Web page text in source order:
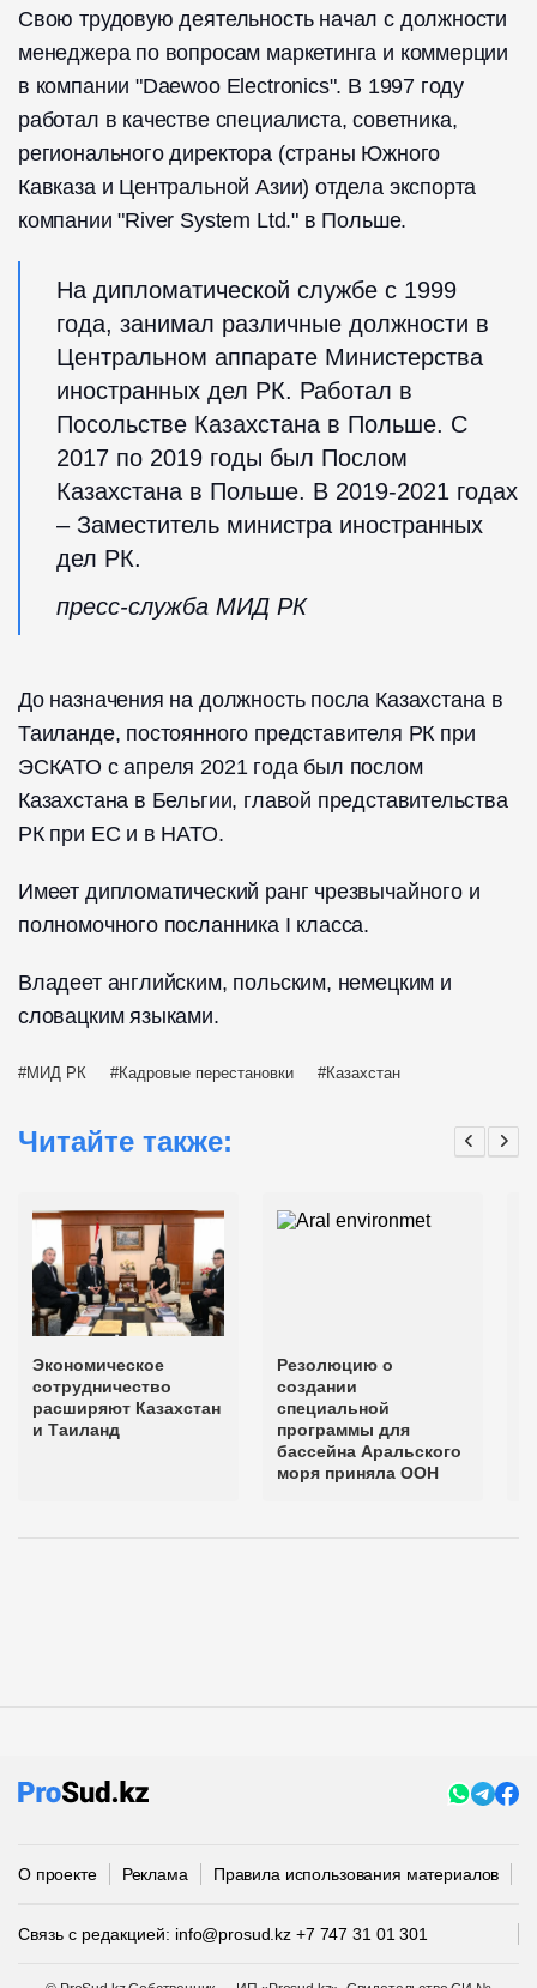
Свою трудовую деятельность начал с должности
менеджера по вопросам маркетинга и коммерции
в компании "Daewoo Electronics". В 1997 году
работал в качестве специалиста, советника,
регионального директора (страны Южного
Кавказа и Центральной Азии) отдела экспорта
компании "River System Ltd." в Польше.
На дипломатической службе с 1999
года, занимал различные должности в
Центральном аппарате Министерства
иностранных дел РК. Работал в
Посольстве Казахстана в Польше. С
2017 по 2019 годы был Послом
Казахстана в Польше. В 2019-2021 годах
– Заместитель министра иностранных
дел РК.
пресс-служба МИД РК
До назначения на должность посла Казахстана в
Таиланде, постоянного представителя РК при
ЭСКАТО с апреля 2021 года был послом
Казахстана в Бельгии, главой представительства
РК при ЕС и в НАТО.
Имеет дипломатический ранг чрезвычайного и
полномочного посланника I класса.
Владеет английским, польским, немецким и
словацким языками.
МИД РК Кадровые перестановки Казахстан
Читайте также:
Экономическое
сотрудничество
расширяют Казахстан
и Таиланд
Резолюцию о
создании
специальной
программы для
бассейна Аральского
моря приняла ООН
О проекте Реклама Правила использования материалов
Связь с редакцией: info@prosud.kz +7 747 31 01 301